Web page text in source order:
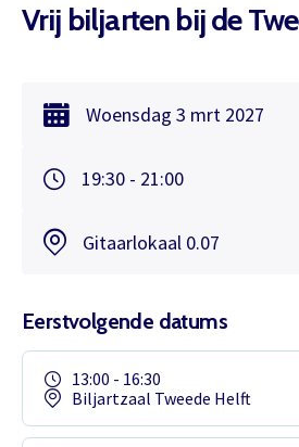
Vrij biljarten bij de
Woensdag 3 mrt 2027
19:30 - 21:00
Gitaarlokaal 0.07
Eerstvolgende datums
13:00 - 16:30
Biljartzaal Tweede Helft